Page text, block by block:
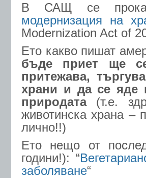
В САЩ се
модернизация на
Modernization Act of
Ето какво пишат
бъде приет ще
притежава,
храни и да се яде
природата(т.е.
животинска храна –
лично!!)
Ето нещо от
години!): “
заболяване“